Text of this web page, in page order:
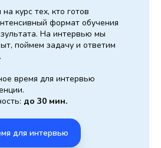
курс тех, кто готов
формат обучения
На интервью мы
поймем задачу и ответим
время для интервью
до 30 мин.
для интервью